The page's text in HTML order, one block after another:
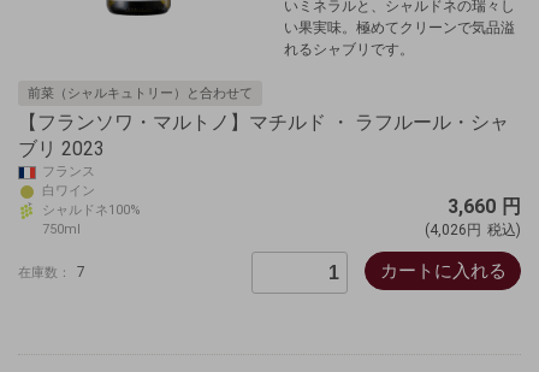
いミネラルと、シャルドネの瑞々し
い果実味。極めてクリーンで気品溢
れるシャブリです。
前菜（シャルキュトリー）と合わせて
【フランソワ・マルトノ】マチルド ・ ラフルール・シャ
ブリ 2023
フランス
白ワイン
シャルドネ100%
750ml
3,660 円
(4,026円 税込)
在庫数： 7 カートに入れる